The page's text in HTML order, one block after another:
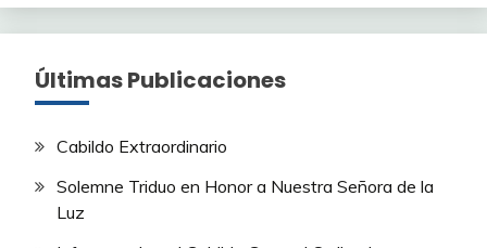
Últimas Publicaciones
Cabildo Extraordinario
Solemne Triduo en Honor a Nuestra Señora de la
Luz